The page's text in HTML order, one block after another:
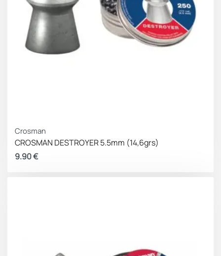
Crosman
CROSMAN DESTROYER 5.5mm (14,6grs)
9.90€